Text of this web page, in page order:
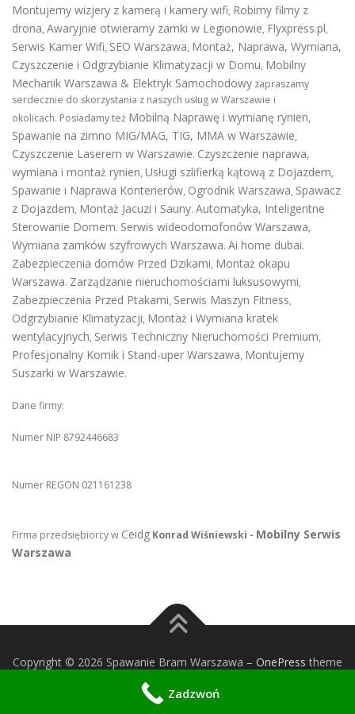
Montujemy wizjery z kamerą i kamery wifi, Robimy filmy z
drona, Awaryjnie otwieramy zamki w Legionowie, Flyxpress.pl,
Serwis Kamer Wifi, SEO Warszawa, Montaż, Naprawa, Wymiana,
Czyszczenie i Odgrzybianie Klimatyzacji w Domu, Mobilny
Mechanik Warszawa & Elektryk Samochodowy zapraszamy
serdecznie do skorzystania z naszych usług w Warszawie i
okolicach. Posiadamy też Mobilną Naprawę i wymianę rynien,
Spawanie na zimno MIG/MAG, TIG, MMA w Warszawie,
Czyszczenie Laserem w Warszawie. Czyszczenie naprawa,
wymiana i montaż rynien, Usługi szlifierką kątową z Dojazdem,
Spawanie i Naprawa Kontenerów, Ogrodnik Warszawa, Spawacz
z Dojazdem, Montaż Jacuzi i Sauny. Automatyka, Inteligentne
Sterowanie Domem. Serwis wideodomofonów Warszawa,
Wymiana zamków szyfrowych Warszawa. Ai home dubai.
Zabezpieczenia domów Przed Dzikami, Montaż okapu
Warszawa. Zarządzanie nieruchomościami luksusowymi,
Zabezpieczenia Przed Ptakami, Serwis Maszyn Fitness,
Odgrzybianie Klimatyzacji, Montaż i Wymiana kratek
wentylacyjnych, Serwis Techniczny Nieruchomości Premium,
Profesjonalny Komik i Stand-uper Warszawa, Montujemy
Suszarki w Warszawie.
Dane firmy:
Numer NIP 8792446683
Numer REGON 021161238
Firma przedsiębiorcy w Ceidg Konrad Wiśniewski - Mobilny Serwis
Warszawa
Copyright © 2026 Spawanie Bram Warszawa – OnePress theme
by FameThemes
Zadzwoń